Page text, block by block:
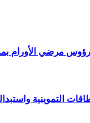
مرضي الأورام
التموينية